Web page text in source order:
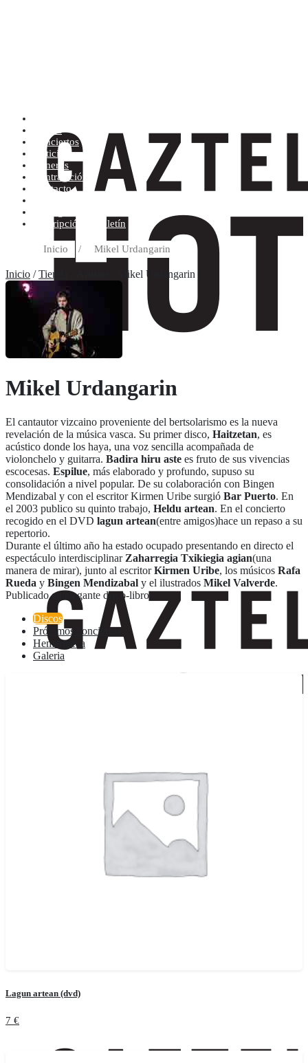
Tienda
Conciertos
Noticias
Géneros
Contratación
Contacto
Suscripción al boletín
Inicio / Mikel Urdangarin
Inicio /Tienda / Artistas / Mikel Urdangarin
Mikel Urdangarin
El cantautor vizcaino proveniente del bertsolarismo es la nueva
revelación de la música vasca. Su primer disco, Haitzetan, es
acústico donde los haya, una voz sencilla acompañada de
violonchelo y guitarra. Badira hiru aste es fruto de sus vivencias
escocesas. Espilue, más elaborado y profundo, supuso su
consolidación a nivel popular. De su colaboración con Bingen
Mendizabal y con el escritor Kirmen Uribe surgió Bar Puerto. En
el 2003 publico su quinto trabajo, Heldu artean. En el concierto
recogido en el DVD lagun artean(entre amigos)hace un repaso a su
repertorio.
Durante el último año ha estado ocupado presentando en directo el
espectáculo interdisciplinar Zaharregia Txikiegia agian(una
manera de mirar), junto al escritorKirmen Uribe, los músicos Rafa
Rueda y Bingen Mendizabal y el ilustrados Mikel Valverde.
Publicado en elegante disco-libro
Discos
Próximos conciertos
Hemeroteca
Galeria
Lagun artean (dvd)
7 €